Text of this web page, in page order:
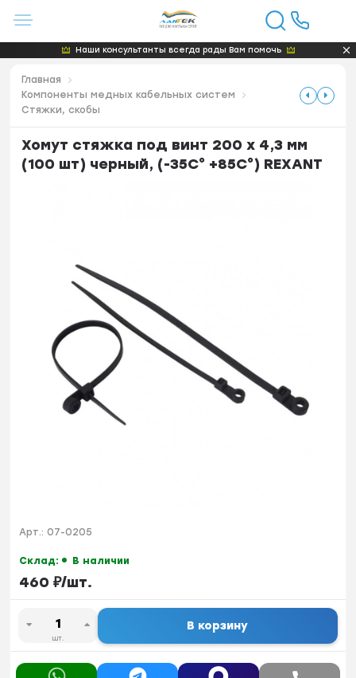
Наши консультанты всегда рады Вам помочь
Главная
Компоненты медных кабельных систем
Стяжки, скобы
Хомут стяжка под винт 200 х 4,3 мм
(100 шт) черный, (-35C° +85C°) REXANT
Арт.: 07-0205
Склад: В наличии
460 ₽/шт.
шт.
В корзину